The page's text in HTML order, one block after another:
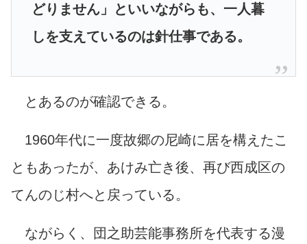
どりません」といいながらも、一人暮
しを支えているのは針仕事である。
とあるのが確認できる。
1960年代に一度故郷の尼崎に居を構えたこ
ともあったが、あけみ亡き後、再び西成区の
てんのじ村へと戻っている。
ながらく、団之助芸能事務所を代表する漫